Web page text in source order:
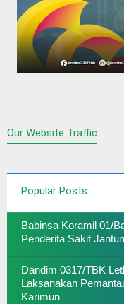
Our Website Traffic
Popular Posts
Babinsa Koramil 01/
Penderita Sakit
Dandim 0317/TBK
Laksanakan
Karimun